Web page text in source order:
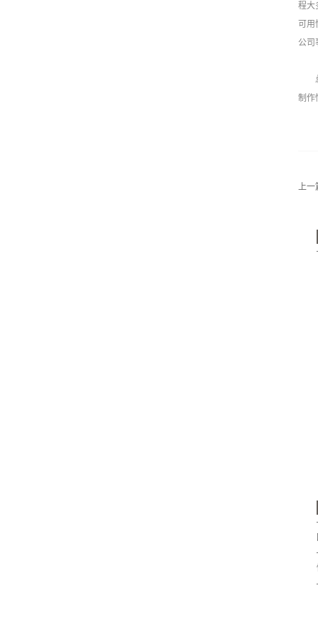
程大
可
公司
总
制作
上一